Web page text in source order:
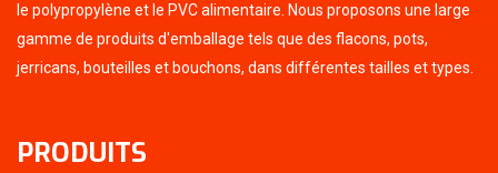
le polypropylène et le PVC alimentaire. Nous proposons une large
gamme de produits d'emballage tels que des flacons, pots,
jerricans, bouteilles et bouchons, dans différentes tailles et types.
PRODUITS